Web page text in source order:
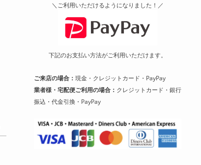
＼ご利用いただけるようになりました！／
下記のお支払い方法がご利用いただけます。
ご来店の場合： 現金・クレジットカード・PayPay
業者様・宅配便ご利用の場合： クレジットカード・銀行
振込・代金引換・PayPay